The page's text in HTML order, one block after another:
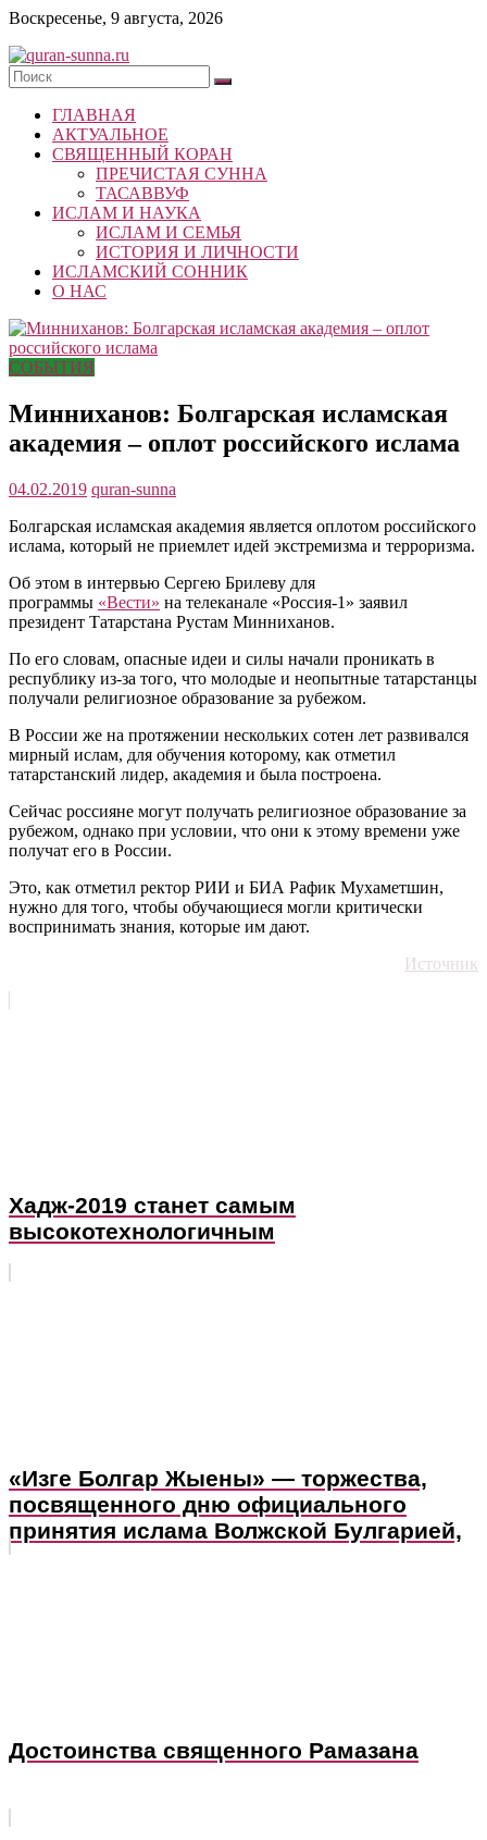
Skip
content
Воскресенье, 9 августа, 2026
quran-
sunna.ru
«Центр
исследований
Республики
Татарстан
ГЛАВНАЯ
АКТУАЛЬНОЕ
СВЯЩЕННЫЙ КОРАН
ПРЕЧИСТАЯ СУННА
ТАСАВВУФ
ИСЛАМ И НАУКА
ИСЛАМ И СЕМЬЯ
ИСТОРИЯ И ЛИЧНОСТИ
ИСЛАМСКИЙ СОННИК
О НАС
СОБЫТИЯ
Минниханов: Болгарская исламская
академия – оплот российского ислама
04.02.2019 quran-sunna
Болгарская исламская академия является оплотом российского
ислама, который не приемлет идей экстремизма и терроризма.
Об этом в интервью Сергею Брилеву для
программы «Вести» на телеканале «Россия-1» заявил
президент Татарстана Рустам Минниханов.
По его словам, опасные идеи и силы начали проникать в
республику из-за того, что молодые и неопытные татарстанцы
получали религиозное образование за рубежом.
В России же на протяжении нескольких сотен лет развивался
мирный ислам, для обучения которому, как отметил
татарстанский лидер, академия и была построена.
Сейчас россияне могут получать религиозное образование за
рубежом, однако при условии, что они к этому времени уже
получат его в России.
Это, как отметил ректор РИИ и БИА Рафик Мухаметшин,
нужно для того, чтобы обучающиеся могли критически
воспринимать знания, которые им дают.
Источник
Хадж-2019 станет самым
высокотехнологичным
«Изге Болгар Жыены» — торжества,
посвященного дню официального
принятия ислама Волжской Булгарией,
Достоинства священного Рамазана